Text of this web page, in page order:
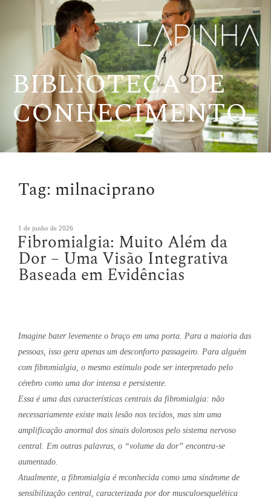
BIBLIOTECA DE
CONHECIMENTO
Tag: milnaciprano
Publicado
em
1 de junho de 2026
Fibromialgia: Muito Além da
Dor – Uma Visão Integrativa
Baseada em Evidências
Imagine bater levemente o braço em uma porta. Para a maioria das
pessoas, isso gera apenas um desconforto passageiro. Para alguém
com fibromialgia, o mesmo estímulo pode ser interpretado pelo
cérebro como uma dor intensa e persistente.
Essa é uma das características centrais da fibromialgia: não
necessariamente existe mais lesão nos tecidos, mas sim uma
amplificação anormal dos sinais dolorosos pelo sistema nervoso
central. Em outras palavras, o “volume da dor” encontra-se
aumentado.
Atualmente, a fibromialgia é reconhecida como uma síndrome de
sensibilização central, caracterizada por dor musculoesquelética